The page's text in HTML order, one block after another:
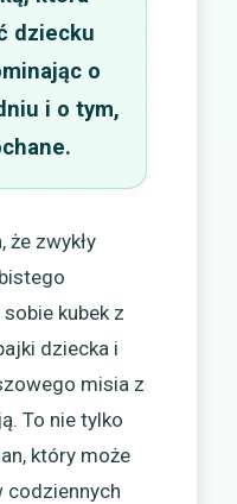
dziecku
o
i o tym,
że zwykły
kubek z
dziecka i
misia z
To nie tylko
który może
codziennych